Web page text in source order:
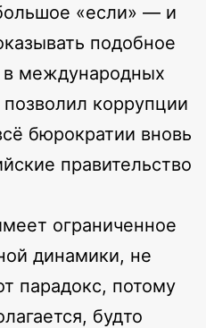
«если» — и
подобное
международных
коррупции
бюрократии вновь
правительство
ограниченное
динамики, не
парадокс, потому
будто